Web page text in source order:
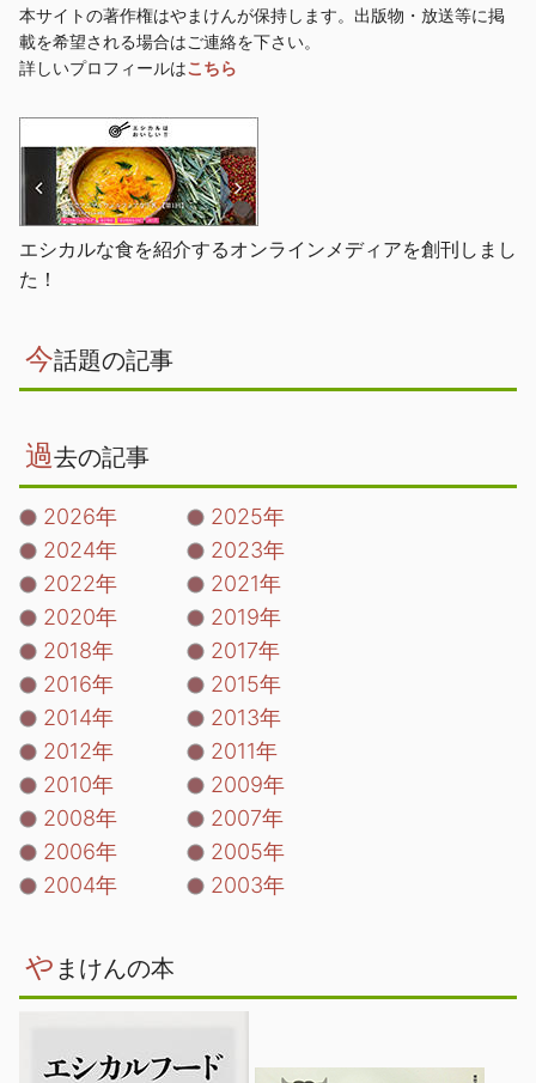
本サイトの著作権はやまけんが保持します。出版物・放送等に掲
載を希望される場合はご連絡を下さい。
詳しいプロフィールはこちら
エシカルな食を紹介するオンラインメディアを創刊しまし
た！
今話題の記事
過去の記事
2026年
2025年
2024年
2023年
2022年
2021年
2020年
2019年
2018年
2017年
2016年
2015年
2014年
2013年
2012年
2011年
2010年
2009年
2008年
2007年
2006年
2005年
2004年
2003年
や まけんの本